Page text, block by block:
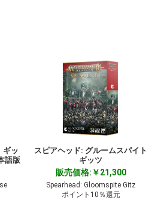
ギッ
語版
スピアヘッド: グルームスパイト
ギッツ
販売価格:￥21,300
Spearhead: Gloomspite Gitz
ポイント10％還元